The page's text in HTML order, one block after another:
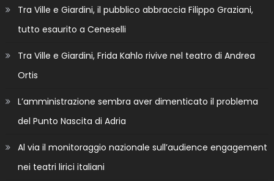
Tra Ville e Giardini, il pubblico abbraccia Filippo Graziani,
tutto esaurito a Ceneselli
Tra Ville e Giardini, Frida Kahlo rivive nel teatro di Andrea
Ortis
L’amministrazione sembra aver dimenticato il problema
del Punto Nascita di Adria
Al via il monitoraggio nazionale sull’audience engagement
nei teatri lirici italiani